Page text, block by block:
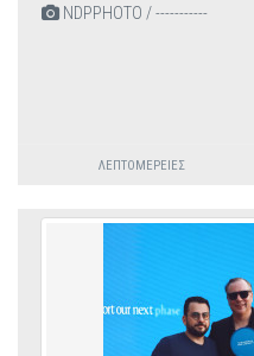
NDPPHOTO / -----------
ΛΕΠΤΟΜΈΡΕΙΕΣ